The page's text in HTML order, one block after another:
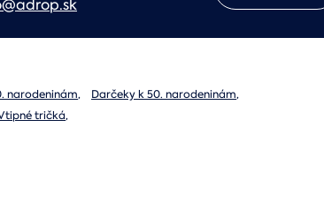
narodeninám, Darčeky k 50. narodeninám,
tričká,